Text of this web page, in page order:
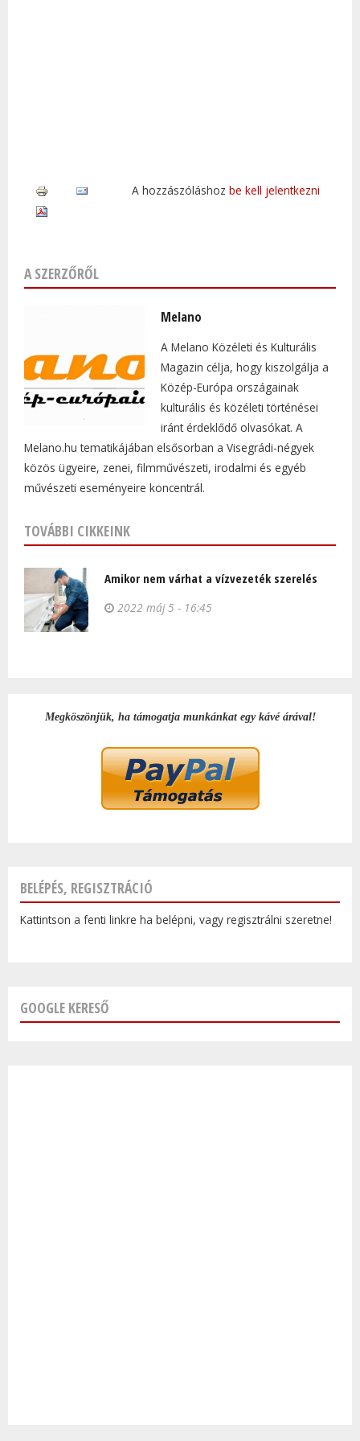
A hozzászóláshoz be kell jelentkezni
A SZERZŐRŐL
Melano
A Melano Közéleti és Kulturális
Magazin célja, hogy kiszolgálja a
Közép-Európa országainak
kulturális és közéleti történései
iránt érdeklődő olvasókat. A
Melano.hu tematikájában elsősorban a Visegrádi-négyek
közös ügyeire, zenei, filmművészeti, irodalmi és egyéb
művészeti eseményeire koncentrál.
TOVÁBBI CIKKEINK
Amikor nem várhat a vízvezeték szerelés
2022 máj 5 - 16:45
Megköszönjük, ha támogatja munkánkat egy kávé árával!
BELÉPÉS, REGISZTRÁCIÓ
Kattintson a fenti linkre ha belépni, vagy regisztrálni szeretne!
GOOGLE KERESŐ